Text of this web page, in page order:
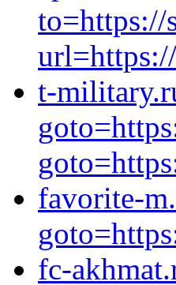
to=https://
t-
favorite-
fc-